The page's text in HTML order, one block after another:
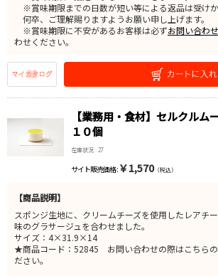
※賞味期限までの日数が短い等による返品は受けか
何卒、ご理解賜りますようお願い申し上げます。
※賞味期限に不安があるお客様は必ずお問い合わ
わせください。
【業務用・食材】セルクル
１０個
在庫状況 : 27
サイト販売価格 : ￥1,570（税込）
【商品説明】
スポンジ生地に、クリームチーズを使用したレアチ
味のグラサージュを合わせました。
サイズ：4×31.9×14
★商品コード：52845 お問い合わせの際はこちらの
ださい。